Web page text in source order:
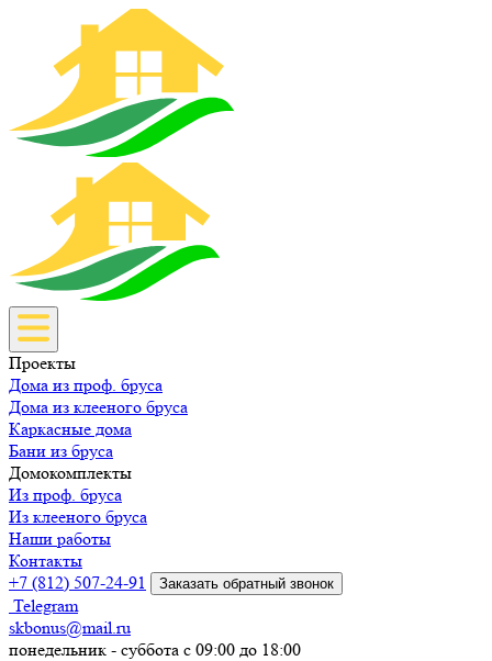
Проекты
Дома из проф. бруса
Дома из клееного бруса
Каркасные дома
Бани из бруса
Домокомплекты
Из проф. бруса
Из клееного бруса
Наши работы
Контакты
+7 (812) 507-24-91
Заказать обратный звонок
Telegram
skbonus@mail.ru
понедельник - суббота с 09:00 до 18:00